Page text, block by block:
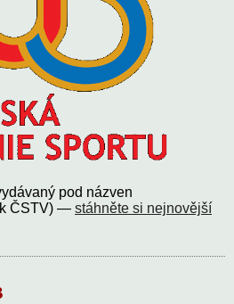
pod názven
ČSTV) — stáhněte si nejnovější